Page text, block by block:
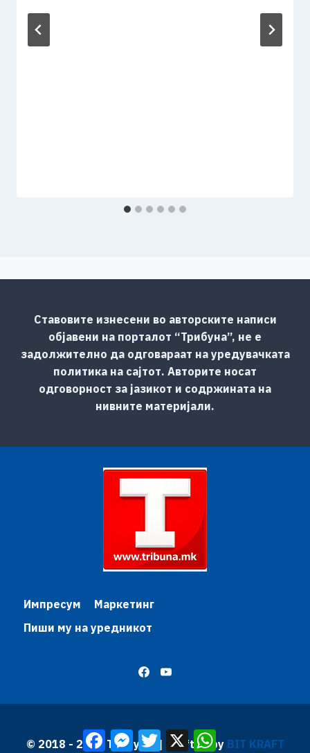
Ставовите изнесени во авторските написи
објавени на порталот “Трибуна”, не е
задолжително да одговараат на уредувачката
политика на сајтот. Авторите носат
одговорност за јазикот и содржината на
нивните материјали.
Импресум
Маркетинг
Пиши му на уредникот
© 2018 - 2026 Трибуна | Krafted by BIT KRAFT
FacebookMessenger
TwitterX